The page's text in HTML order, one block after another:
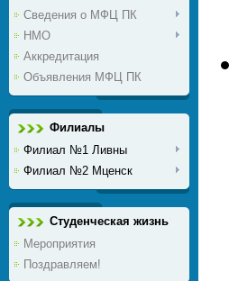
Сведения о МФЦ ПК
НМО
Аккредитация
Объявления МФЦ ПК
Филиалы
Филиал №1 Ливны
Филиал №2 Мценск
Студенческая жизнь
Мероприятия
Поздравляем!